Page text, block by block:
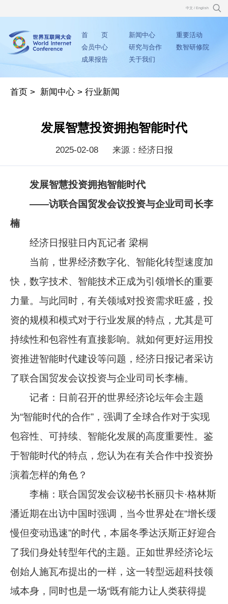
中文 / English
首 页 新闻中心
重要活动
会员中心
研究与合作
数智研修院
成果报告
关于我们
首页 > 新闻中心 >行业新闻
发展智慧投资拥抱智能时代
2025-02-08 来源：经济日报
发展智慧投资拥抱智能时代
——访联合国贸发会议投资与企业司司长李
楠
经济日报驻日内瓦记者 梁桐
当前，世界经济数字化、智能化转型速度加
快，数字技术、智能技术正成为引领增长的重要
力量。与此同时，有关领域对投资需求旺盛，投
资的规模和模式对于行业发展的特点，尤其是可
持续性和包容性有直接影响。就如何更好运用投
资推进智能时代建设等问题，经济日报记者采访
了联合国贸发会议投资与企业司司长李楠。
记者：日前召开的世界经济论坛年会主题
为“智能时代的合作”，强调了全球合作对于实现
包容性、可持续、智能化发展的高度重要性。鉴
于智能时代的特点，您认为在有关合作中投资扮
演着怎样的角色？
李楠：联合国贸发会议秘书长丽贝卡·格林斯
潘近期在出访中国时强调，当今世界处在“增长缓
慢但变动迅速”的时代，本届冬季达沃斯正好迎合
了我们身处转型年代的主题。正如世界经济论坛
创始人施瓦布提出的一样，这一转型远超科技领
域本身，同时也是一场“既有能力让人类获得提